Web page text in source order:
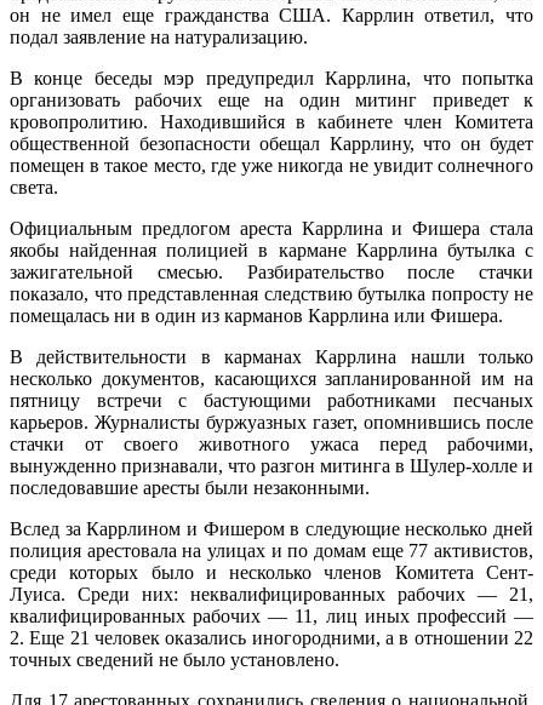
он не имел еще гражданства США. Каррлин ответил, что
подал заявление на натурализацию.
В конце беседы мэр предупредил Каррлина, что попытка
организовать рабочих еще на один митинг приведет к
кровопролитию. Находившийся в кабинете член Комитета
общественной безопасности обещал Каррлину, что он будет
помещен в такое место, где уже никогда не увидит солнечного
света.
Официальным предлогом ареста Каррлина и Фишера стала
якобы найденная полицией в кармане Каррлина бутылка с
зажигательной смесью. Разбирательство после стачки
показало, что представленная следствию бутылка попросту не
помещалась ни в один из карманов Каррлина или Фишера.
В действительности в карманах Каррлина нашли только
несколько документов, касающихся запланированной им на
пятницу встречи с бастующими работниками песчаных
карьеров. Журналисты буржуазных газет, опомнившись после
стачки от своего животного ужаса перед рабочими,
вынужденно признавали, что разгон митинга в Шулер-холле и
последовавшие аресты были незаконными.
Вслед за Каррлином и Фишером в следующие несколько дней
полиция арестовала на улицах и по домам еще 77 активистов,
среди которых было и несколько членов Комитета Сент-
Луиса. Среди них: неквалифицированных рабочих — 21,
квалифицированных рабочих — 11, лиц иных профессий —
2. Еще 21 человек оказались иногородними, а в отношении 22
точных сведений не было установлено.